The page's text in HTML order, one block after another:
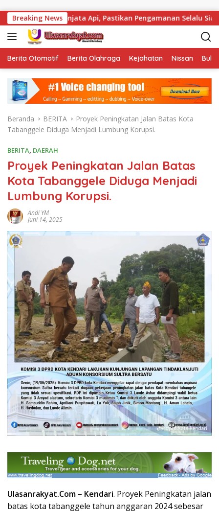
Breaking News
Api, Pastikan Pengamanan Selalu Siaga 24 Jam
Berita Otomotif Berita Olahraga Kejahatan Nissan
Beranda BERITA
Proyek Peningkatan Jalan Batas Kota
Tabanggele Diduga Menjadi Lumbung Korupsi.
BERITA, DAERAH
Proyek Peningkatan Jalan Batas
Kota Tabanggele Diduga Menjadi
Lumbung Korupsi.
Andi YM
Juni 14, 2025
Ulasanrakyat.Com – Kendari. Proyek Peningkatan jalan
batas kota tabanggele tahun anggaran 2024 sebesar